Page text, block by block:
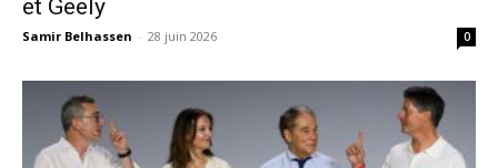
et Geely
Samir Belhassen - 28 juin 2026 0